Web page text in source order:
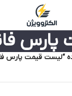
فانال
قیمت پارس فانال